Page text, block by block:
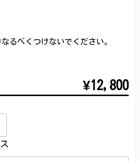
るべくつけないでください。
¥12,800